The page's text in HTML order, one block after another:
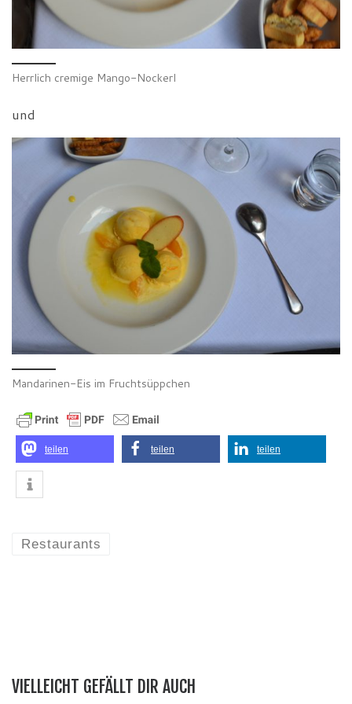
Herrlich cremige Mango-Nockerl
und
Mandarinen-Eis im Fruchtsüppchen
teilen teilen teilen
Restaurants
VIELLEICHT GEFÄLLT DIR AUCH